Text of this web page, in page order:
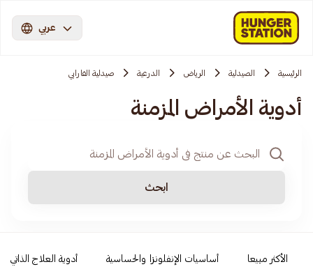
عربي
الرئيسية الصيدلية الرياض الدرعية صيدلية الفارابي
أدوية الأمراض المزمنة
ابحث
الأكثر مبيعا أساسيات الإنفلونزا والحساسية أدوية العلاج الذاتي